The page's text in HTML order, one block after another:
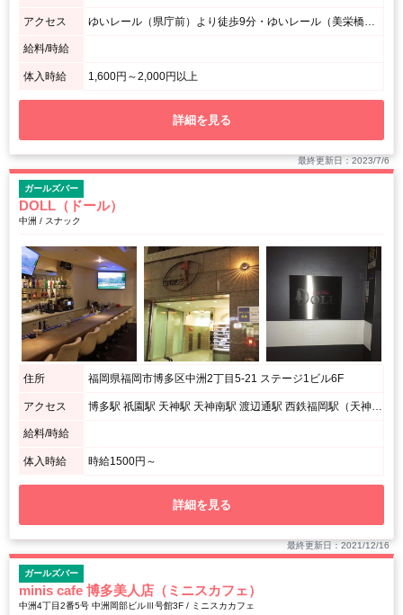
アクセス ゆいレール（県庁前）より徒歩9分・ゆいレール（美栄橋）より徒歩８分 / ローソン那覇松山店（県道222号）を背中にして一つ奥を左の左隣りの3F
給料/時給
体入時給 1,600円～2,000円以上
詳細を見る
最終更新日：2023/7/6
ガールズバー
DOLL（ドール）
中洲 / スナック
住所 福岡県福岡市博多区中洲2丁目5-21 ステージ1ビル6F
アクセス 博多駅 祇園駅 天神駅 天神南駅 渡辺通駅 西鉄福岡駅（天神） 薬院駅 呉服町駅 千代県庁口駅 中洲川端駅
給料/時給
体入時給 時給1500円～
詳細を見る
最終更新日：2021/12/16
ガールズバー
minis cafe 博多美人店（ミニスカフェ）
中洲4丁目2番5号 中洲岡部ビルⅢ号館3F / ミニスカカフェ